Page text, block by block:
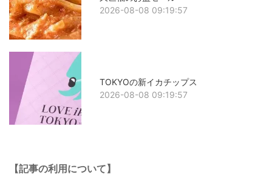
2026-08-08 09:19:57
TOKYOの新イカチップス
2026-08-08 09:19:57
【記事の利用について】